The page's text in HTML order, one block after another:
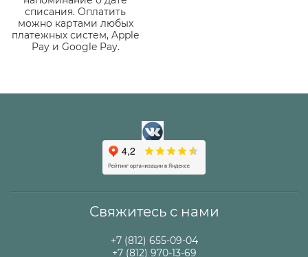
списания. Оплатить
можно картами любых
платежных систем, Apple
Pay и Google Pay.
Свяжитесь с нами
+7 (812) 655-09-04
+7 (812) 970-13-69